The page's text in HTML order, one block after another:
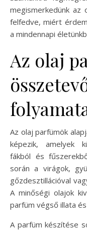
megismerkedünk az
felfedve, miért
a mindennapi
Az olaj
Az olaj parfümök
képezik, amelyek
fákból és
során a virágok,
gőzdesztillációval
A minőségi olajok
parfüm végső illata
A parfüm készítése